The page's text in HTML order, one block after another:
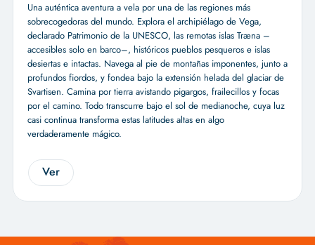
Una auténtica aventura a vela por una de las regiones más
sobrecogedoras del mundo. Explora el archipiélago de Vega,
declarado Patrimonio de la UNESCO, las remotas islas Træna –
accesibles solo en barco–, históricos pueblos pesqueros e islas
desiertas e intactas. Navega al pie de montañas imponentes, junto a
profundos fiordos, y fondea bajo la extensión helada del glaciar de
Svartisen. Camina por tierra avistando pigargos, frailecillos y focas
por el camino. Todo transcurre bajo el sol de medianoche, cuya luz
casi continua transforma estas latitudes altas en algo
verdaderamente mágico.
Ver